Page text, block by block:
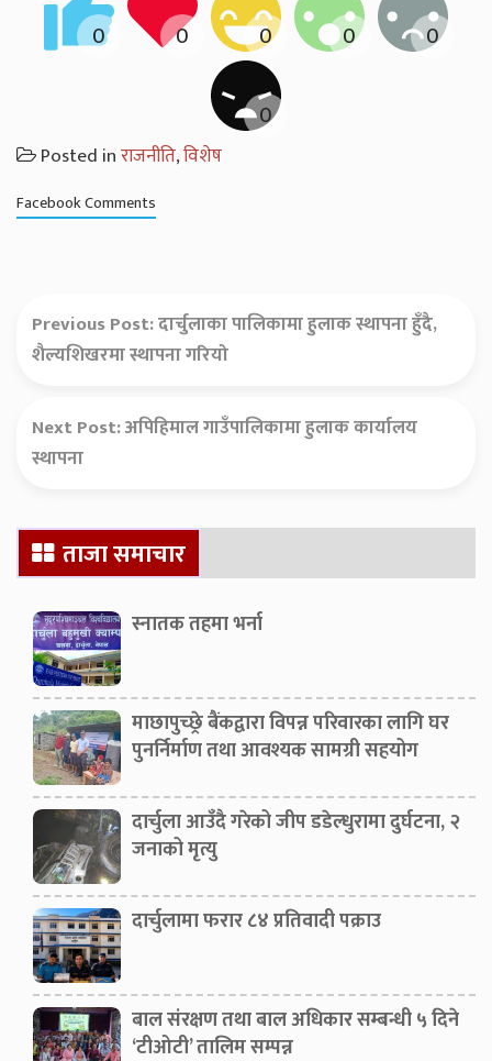
Posted inराजनीति,विशेष
Facebook Comments
Previous Post:दार्चुलाका पालिकामा हुलाक स्थापना हुँदै,
शैल्यशिखरमा स्थापना गरियो
Next Post:अपिहिमाल गाउँपालिकामा हुलाक कार्यालय
स्थापना
Secondary
Sidebarताजा समाचार
स्नातक तहमा भर्ना
माछापुच्छ्रे बैंकद्वारा विपन्न परिवारका लागि घर
पुनर्निर्माण तथा आवश्यक सामग्री सहयोग
दार्चुला आउँदै गरेको जीप डडेल्धुरामा दुर्घटना, २
जनाको मृत्यु
दार्चुलामा फरार ८४ प्रतिवादी पक्राउ
बाल संरक्षण तथा बाल अधिकार सम्बन्धी ५ दिने
‘टीओटी’ तालिम सम्पन्न